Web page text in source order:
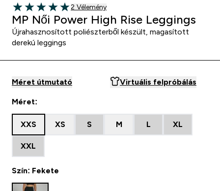
5 out of 5 stars
2 customer reviews
2 Vélemény
MP Női Power High Rise Leggings
Újrahasznosított poliészterből készült, magasított
derekú leggings
Méret útmutató Virtuális felpróbálás
Méret:
XXS XS S M L XL
XXL
Szín: Fekete